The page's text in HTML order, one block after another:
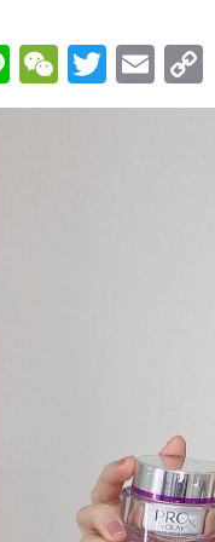
Li
n
W
e
T
w
E
m